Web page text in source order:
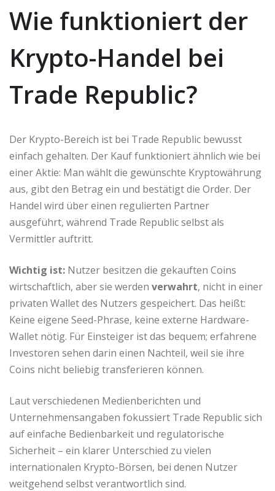
Wie funktioniert der
Krypto-Handel bei
Trade Republic?
Der Krypto-Bereich ist bei Trade Republic bewusst
einfach gehalten. Der Kauf funktioniert ähnlich wie bei
einer Aktie: Man wählt die gewünschte Kryptowährung
aus, gibt den Betrag ein und bestätigt die Order. Der
Handel wird über einen regulierten Partner
ausgeführt, während Trade Republic selbst als
Vermittler auftritt.
Wichtig ist: Nutzer besitzen die gekauften Coins
wirtschaftlich, aber sie werden verwahrt, nicht in einer
privaten Wallet des Nutzers gespeichert. Das heißt:
Keine eigene Seed-Phrase, keine externe Hardware-
Wallet nötig. Für Einsteiger ist das bequem; erfahrene
Investoren sehen darin einen Nachteil, weil sie ihre
Coins nicht beliebig transferieren können.
Laut verschiedenen Medienberichten und
Unternehmensangaben fokussiert Trade Republic sich
auf einfache Bedienbarkeit und regulatorische
Sicherheit – ein klarer Unterschied zu vielen
internationalen Krypto-Börsen, bei denen Nutzer
weitgehend selbst verantwortlich sind.